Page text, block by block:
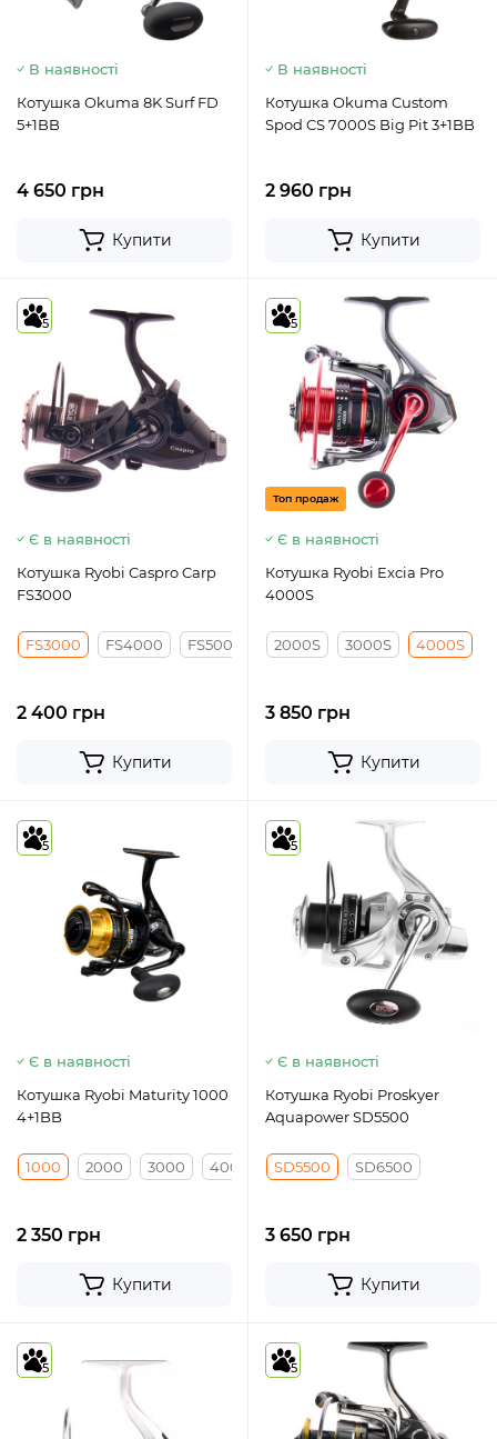
В наявності
Котушка Okuma 8K Surf FD
5+1BB
4 650 грн
Купити
В наявності
Котушка Okuma Custom
Spod CS 7000S Big Pit 3+1BB
2 960 грн
Купити
5
Є в наявності
Котушка Ryobi Caspro Carp
FS3000
FS3000 FS4000 FS5000 FS6000
2 400 грн
Купити
5
Топ продаж
Є в наявності
Котушка Ryobi Excia Pro
4000S
2000S 3000S 4000S
3 850 грн
Купити
5
Є в наявності
Котушка Ryobi Maturity 1000
4+1BB
1000 2000 3000 4000
2 350 грн
Купити
5
Є в наявності
Котушка Ryobi Proskyer
Aquapower SD5500
SD5500 SD6500
3 650 грн
Купити
5 5